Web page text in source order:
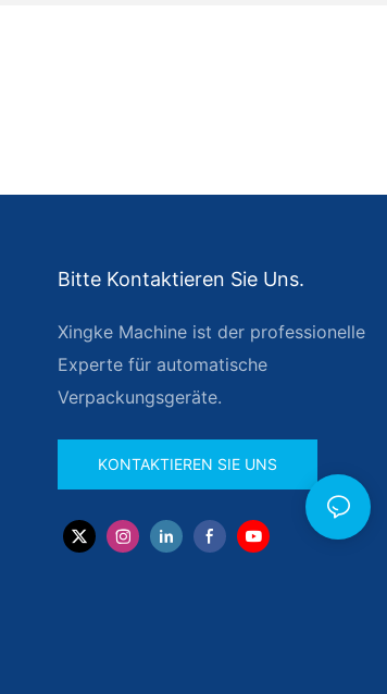
Bitte Kontaktieren Sie Uns.
Xingke Machine ist der professionelle
Experte für automatische
Verpackungsgeräte.
KONTAKTIEREN SIE UNS